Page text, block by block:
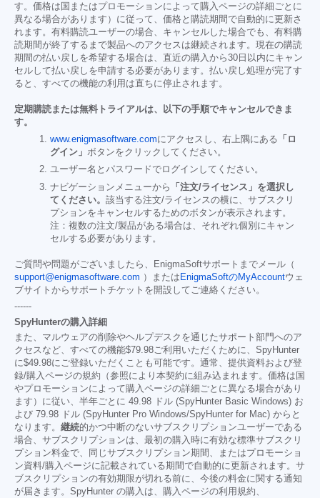
す。価格は国またはプロモーションによって購入ページの詳細ごとに
異なる場合があります）に従って、価格と購読期間で自動的に更新さ
れます。有料購読ユーザーの場合、キャンセルした場合でも、有料購
読期間が終了するまで製品へのアクセスは継続されます。現在の購読
期間の払い戻しを希望する場合は、直近の購入から30日以内にキャン
セルして払い戻しを申請する必要があります。払い戻し処理が完了す
ると、すべての機能の利用は直ちに停止されます。
定期購読または無料トライアルは、以下の手順でキャンセルできま
す。
www.enigmasoftware.comにアクセスし、右上隅にある 「ロ
グイン」 ボタンをクリックしてください。
ユーザー名とパスワードでログインしてください。
ナビゲーションメニューから
「注文/ライセンス」を選択し
てください。 該当する注文/ライセンスの横に、サブスクリ
プションをキャンセルするためのボタンが表示されます。
注：複数の注文/製品がある場合は、それぞれ個別にキャン
セルする必要があります。
ご質問や問題がございましたら、EnigmaSoftサポートまでメール（
support@enigmasoftware.com ）または EnigmaSoftのMyAccountウェ
ブサイトからサポートチケットを開設してご連絡ください。
------
SpyHunterの購入詳細
また、マルウェアの削除やヘルプデスクを通じたサポート部門へのア
クセスなど、すべての機能$79.98 ご利用いただくために、SpyHunter
に$49.98にご登録いただくことも可能です。通常、提供資料および登
録/購入ページの規約（参照により本契約に組み込まれます。価格は国
やプロモーションによって購入ページの詳細ごとに異なる場合があり
ます）に従い、半年ごとに 49.98 ドル (SpyHunter Basic Windows) お
よび 79.98 ドル (SpyHunter Pro Windows/SpyHunter for Mac) からと
なります。 継続的かつ中断のないサブスクリプションユーザーである
場合、サブスクリプションは、最初の購入時に有効な標準サブスクリ
プション料金で、同じサブスクリプション期間、またはプロモーショ
ン資料/購入ページに記載されている期間で自動的に更新されます。サ
ブスクリプションの有効期限が切れる前に、今後の料金に関する通知
が届きます。SpyHunter の購入は、購入ページの利用規約、